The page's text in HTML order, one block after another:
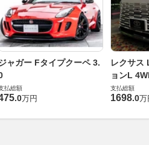
ャガー Fタイプクーペ 3.
払総額
.0万円
レクサス
ョンL
支払総額
1698.0万